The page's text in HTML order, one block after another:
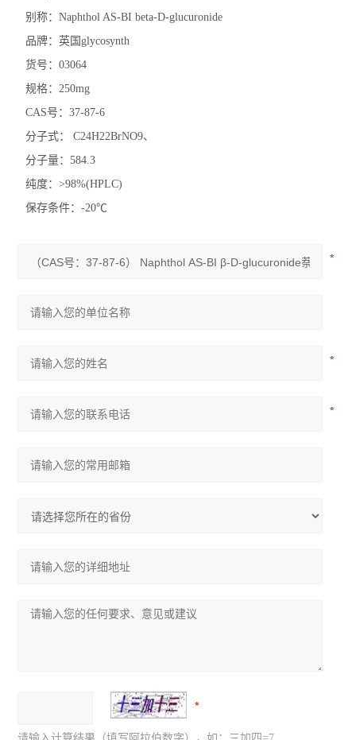
别称：Naphthol AS-BI beta-D-glucuronide
品牌：英国glycosynth
货号：03064
规格：250mg
CAS号：37-87-6
分子式： C24H22BrNO9、
分子量：584.3
纯度：>98%(HPLC)
保存条件：-20℃